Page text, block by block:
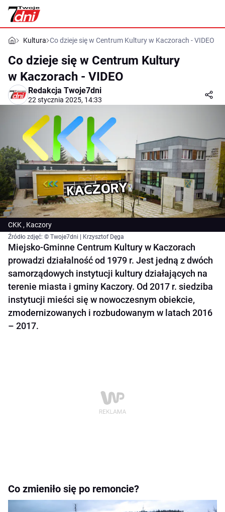
Kultura Co dzieje się w Centrum Kultury w Kaczorach - VIDEO
Co dzieje się w Centrum Kultury
w Kaczorach - VIDEO
Redakcja Twoje7dni
22 stycznia 2025, 14:33
CKK , Kaczory
Źródło zdjęć: © Twoje7dni | Krzysztof Dęga
Miejsko-Gminne Centrum Kultury w Kaczorach
prowadzi działalność od 1979 r. Jest jedną z dwóch
samorządowych instytucji kultury działających na
terenie miasta i gminy Kaczory. Od 2017 r. siedziba
instytucji mieści się w nowoczesnym obiekcie,
zmodernizowanych i rozbudowanym w latach 2016
– 2017.
Co zmieniło się po remoncie?